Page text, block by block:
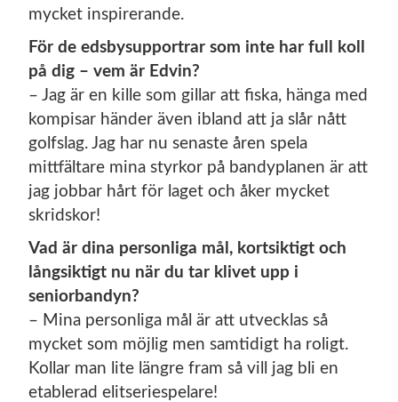
mycket inspirerande.
För de edsbysupportrar som inte har full koll
på dig – vem är Edvin?
– Jag är en kille som gillar att fiska, hänga med
kompisar händer även ibland att ja slår nått
golfslag. Jag har nu senaste åren spela
mittfältare mina styrkor på bandyplanen är att
jag jobbar hårt för laget och åker mycket
skridskor!
Vad är dina personliga mål, kortsiktigt och
långsiktigt nu när du tar klivet upp i
seniorbandyn?
– Mina personliga mål är att utvecklas så
mycket som möjlig men samtidigt ha roligt.
Kollar man lite längre fram så vill jag bli en
etablerad elitseriespelare!